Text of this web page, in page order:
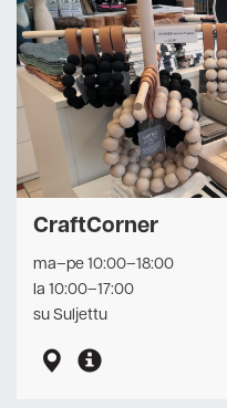
CraftCorner
ma–pe 10:00–18:00
la 10:00–17:00
su Suljettu